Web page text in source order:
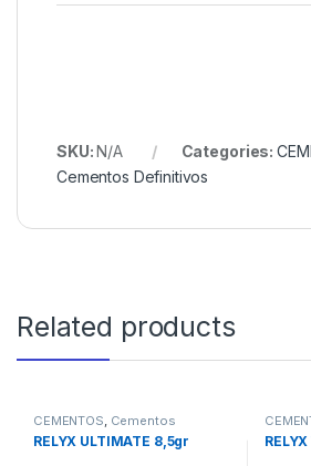
SKU:N/A Categories:
Cementos Definitivos
Related products
CEMENTOS Cementos
RELYX ULTIMATE 8,5gr